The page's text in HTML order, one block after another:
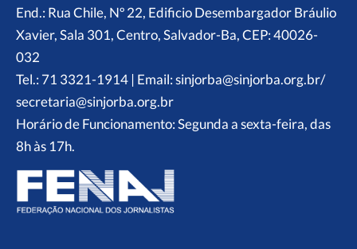
End.: Rua Chile, Nº 22, Edificio Desembargador Bráulio
Xavier, Sala 301, Centro, Salvador-Ba, CEP: 40026-
032
Tel.: 71 3321-1914 | Email: sinjorba@sinjorba.org.br/
secretaria@sinjorba.org.br
Horário de Funcionamento: Segunda a sexta-feira, das
8h às 17h.